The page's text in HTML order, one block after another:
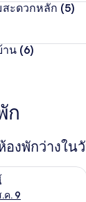
สะดวกหลัก (5)
าน (6)
ก
งพักว่างใน
ค. 9
ว่างในคืนนี้ ส.ค.